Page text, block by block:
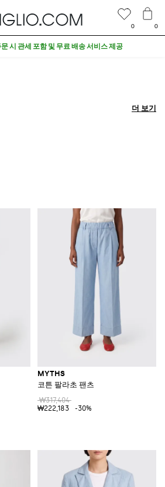
더 보기
더 보기
MYTHS
코튼 팔라초 팬츠
₩317,404
₩222,183
-30%
0 0
시 관세 포함 및 무료 배송 서비스 제공